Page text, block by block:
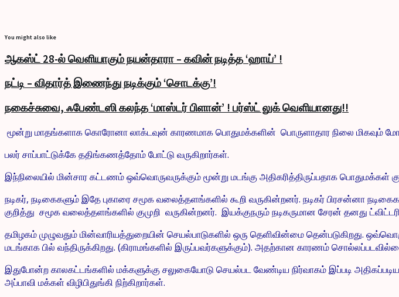
You might also like
ஆகஸ்ட் 28-ல் வெளியாகும் நயன்தாரா – கவின் நடித்த ‘ஹாய்’ !
நட்டி – விதார்த் இணைந்து நடிக்கும் ‘சொடக்கு’!
நகைச்சுவை, ஃபேண்டஸி கலந்த ‘மாஸ்டர் பிளான்’ ! பர்ஸ்ட் லுக் வெளியானது!!
மூன்று மாதங்களாக கொரோனா லாக்டவுன் காரணமாக பொதுமக்களின் பொருளாதார நிலை மிகவும்
பலர் சாப்பாட்டுக்கே ததிங்கணத்தோம் போட்டு வருகிறார்கள்.
இந்நிலையில் மின்சார கட்டணம் ஒவ்வொருவருக்கும் மூன்று மடங்கு அதிகரித்திருப்பதாக பொதுமக்கள்
நடிகர், நடிகைகளும் இதே புகாரை சமூக வலைத்தளங்களில் கூறி வருகின்றனர். நடிகர் பிரசன்னா
குறித்து சமூக வலைத்தளங்களில் குமுறி வருகின்றனர். இயக்குநரும் நடிகருமான சேரன் தனது
தமிழகம் முழுவதும் மின்வாரியத்துறையின் செயல்பாடுகளில் ஒரு தெளிவின்மை தென்படுகிறது.
மடங்காக பில் வந்திருக்கிறது. (கிராமங்களில் இருப்பவர்களுக்கும்). அதற்கான காரணம்
இதுபோன்ற காலகட்டங்களில் மக்களுக்கு சலுகையோடு செயல்பட வேண்டிய நிர்வாகம் இப்படி
அப்பாவி மக்கள் விழிபிதுங்கி நிற்கிறார்கள்.